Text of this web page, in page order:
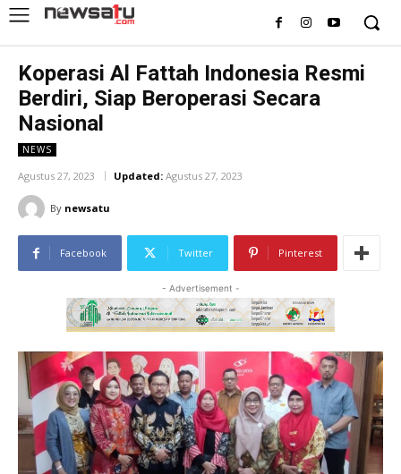
Koperasi Al Fattah Indonesia Resmi
Berdiri, Siap Beroperasi Secara
Nasional
NEWS
Agustus 27, 2023 Updated: Agustus 27, 2023
By newsatu
Facebook Twitter Pinterest
- Advertisement -